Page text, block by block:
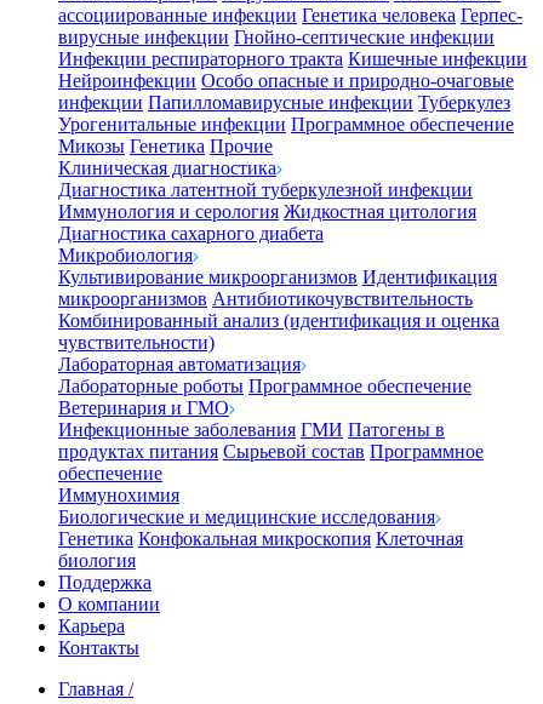
ассоциированные инфекции Генетика человека Герпес-
вирусные инфекции Гнойно-септические инфекции
Инфекции респираторного тракта Кишечные инфекции
Нейроинфекции Особо опасные и природно-очаговые
инфекции Папилломавирусные инфекции Туберкулез
Урогенитальные инфекции Программное обеспечение
Микозы Генетика Прочие
Клиническая диагностика
Диагностика латентной туберкулезной инфекции
Иммунология и серология Жидкостная цитология
Диагностика сахарного диабета
Микробиология
Культивирование микроорганизмов Идентификация
микроорганизмов Антибиотикочувствительность
Комбинированный анализ (идентификация и оценка
чувствительности)
Лабораторная автоматизация
Лабораторные роботы Программное обеспечение
Ветеринария и ГМО
Инфекционные заболевания ГМИ Патогены в
продуктах питания Сырьевой состав Программное
обеспечение
Иммунохимия
Биологические и медицинские исследования
Генетика Конфокальная микроскопия Клеточная
биология
Поддержка
О компании
Карьера
Контакты
Главная /